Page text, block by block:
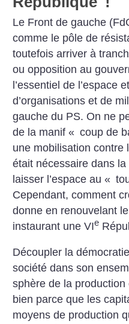
Le Front de gauche
comme le pôle de
toutefois arriver à
ou opposition au
l’essentiel de l’espace
d’organisations et de
gauche du PS. On ne
de la manif « coup de
une mobilisation contre
était nécessaire dans
laisser l’espace au «
Cependant, comment
donne en renouvelant
instaurant une VIe
Découpler la
société dans son
sphère de la production
bien parce que les
moyens de production